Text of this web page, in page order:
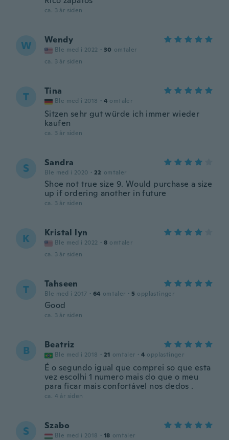
ca. 3 år siden
W Wendy
Ble med i 2022 · 30 omtaler
ca. 3 år siden
T Tina
Ble med i 2018 · 4 omtaler
Sitzen sehr gut würde ich immer wieder
kaufen
ca. 3 år siden
S Sandra
Ble med i 2020 · 22 omtaler
Shoe not true size 9. Would purchase a size
up if ordering another in future
ca. 3 år siden
K Kristal lyn
Ble med i 2022 · 8 omtaler
ca. 3 år siden
T Tahseen
Ble med i 2017 · 64 omtaler · 5 opplastinger
Good
ca. 3 år siden
B Beatriz
Ble med i 2018 · 21 omtaler · 4 opplastinger
É o segundo igual que comprei so que esta
vez escolhi 1 numero mais do que o meu
para ficar mais confortável nos dedos .
ca. 4 år siden
S Szabo
Ble med i 2018 · 18 omtaler